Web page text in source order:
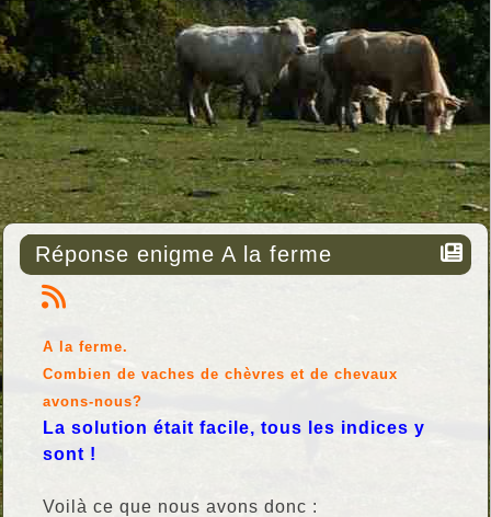
Réponse enigme A la ferme
A la ferme.
Combien de vaches de chèvres et de chevaux
avons-nous?
La solution était facile, tous les indices y
sont !
Voilà ce que nous avons donc :